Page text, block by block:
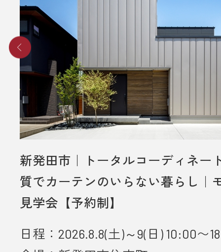
■ その他、プレゼントに関する注意
・初めてディテールホームグループ
いただく方のみ対象とさせていだき
・弊社での住宅建築やリフォームな
をご検討されているお客様のみ対象
いただきます。
・プレゼントは、1名様（1家族様）1
・未成年者様のみのご来場は対象外
・弊社のアンケートにご協力してい
とが条件となります。
■ 個人情報の取り扱いについて
新発田市｜トータルコーディネー
質でカーテンのいらない暮らし｜
見学会【予約制】
日程：2026.8.8(土)～9(日) 10:00〜